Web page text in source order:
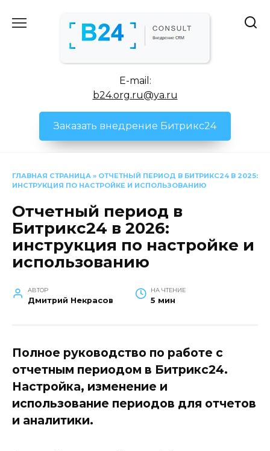
E-mail:
b24.org.ru@ya.ru
Заказать внедрение Битрикс24
ГЛАВНАЯ СТРАНИЦА » ОТЧЕТНЫЙ ПЕРИОД В БИТРИКС24 В 2025:
ИНСТРУКЦИЯ ПО НАСТРОЙКЕ И ИСПОЛЬЗОВАНИЮ
Отчетный период в
Битрикс24 в 2026:
инструкция по настройке и
использованию
АВТОР
Дмитрий Некрасов
НА ЧТЕНИЕ
5 мин
Полное руководство по работе с
отчетным периодом в Битрикс24.
Настройка, изменение и
использование периодов для отчетов
и аналитики.